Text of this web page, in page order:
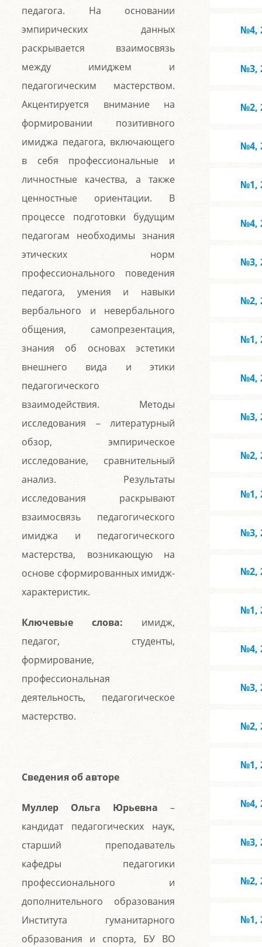
педагога. На основании
эмпирических данных
раскрывается взаимосвязь
между имиджем и
педагогическим мастерством.
Акцентируется внимание на
формировании позитивного
имиджа педагога, включающего
в себя профессиональные и
личностные качества, а также
ценностные ориентации. В
процессе подготовки будущим
педагогам необходимы знания
этических норм
профессионального поведения
педагога, умения и навыки
вербального и невербального
общения, самопрезентация,
знания об основах эстетики
внешнего вида и этики
педагогического
взаимодействия. Методы
исследования – литературный
обзор, эмпирическое
исследование, сравнительный
анализ. Результаты
исследования раскрывают
взаимосвязь педагогического
имиджа и педагогического
мастерства, возникающую на
основе сформированных имидж-
характеристик.
Ключевые слова: имидж,
педагог, студенты,
формирование,
профессиональная
деятельность, педагогическое
мастерство.
Сведения об авторе
Муллер Ольга Юрьевна –
кандидат педагогических наук,
старший преподаватель
кафедры педагогики
профессионального и
дополнительного образования
Института гуманитарного
образования и спорта, БУ ВО
№4,
№3,
№2,
№4,
№1,
№4,
№3,
№2,
№1,
№4,
№3,
№2,
№1,
№3,
№2,
№1,
№4,
№3,
№2,
№1,
№4,
№3,
№2,
№1,